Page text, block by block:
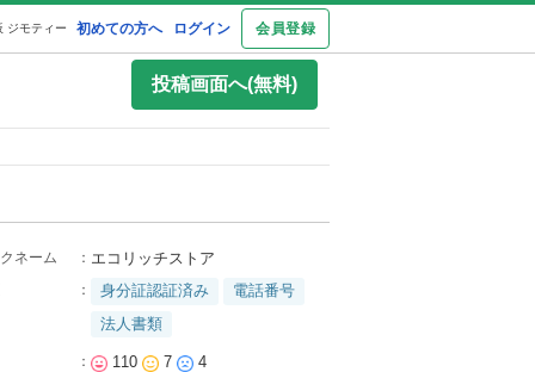
初めての方へ ログイン 会員登録
ジモティー
投稿画面へ(無料)
ネーム ： エコリッチストア
： 身分証認証済み
電話番号
法人書類
： 110 7 4